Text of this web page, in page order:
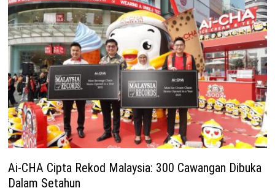
Ai-CHA Cipta Rekod Malaysia: 300 Cawangan Dibuka
Dalam Setahun